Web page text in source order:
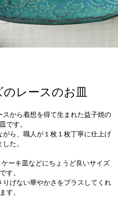
レースのお皿
から着想を得て生まれた益子焼の
です。
ら、職人が１枚１枚丁寧に仕上げ
した。
ーキ皿などにちょうど良いサイズ
です。
げない華やかさをプラスしてくれ
ます。